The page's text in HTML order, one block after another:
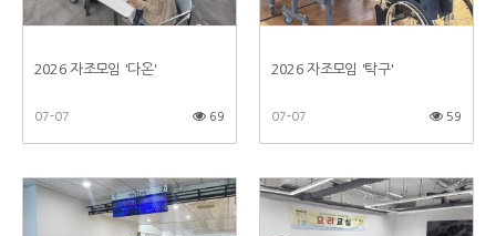
2026 자조모임 '다온'
07-07 69
2026 자조모임 '탁구'
07-07 59